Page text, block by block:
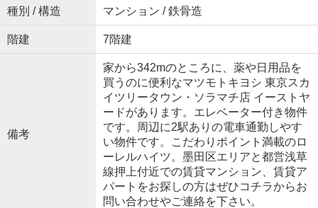
種別 / 構造 マンション / 鉄骨造
階建 7階建
備考
家から342mのところに、薬や日用品を
買うのに便利なマツモトキヨシ 東京スカ
イツリータウン・ソラマチ店 イーストヤ
ードがあります。エレベーター付き物件
です。周辺に2駅ありの電車通勤しやす
い物件です。こだわりポイント満載のロ
ーレルハイツ。墨田区エリアと都営浅草
線押上付近での賃貸マンション、賃貸ア
パートをお探しの方はぜひコチラからお
問い合わせやご連絡を下さい。